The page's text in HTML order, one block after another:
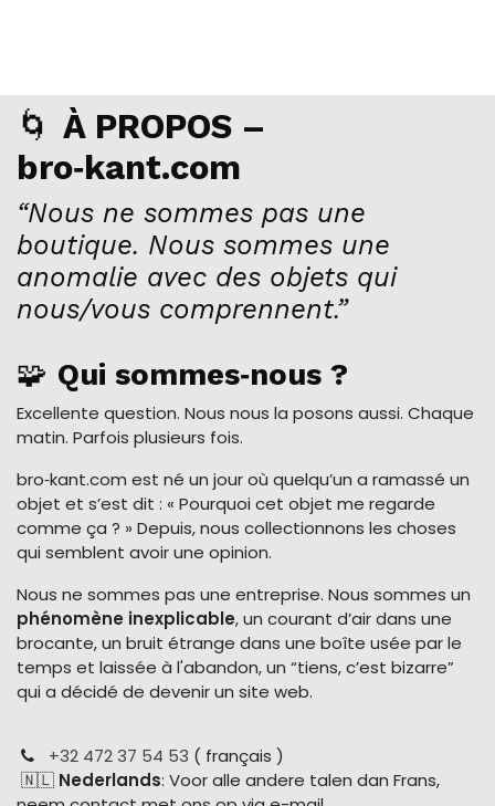
🌀 À PROPOS –
bro‑kant.com
“Nous ne sommes pas une
boutique. Nous sommes une
anomalie avec des objets qui
nous/vous comprennent.”
🧩 Qui sommes‑nous ?
Excellente question. Nous nous la posons aussi. Chaque
matin. Parfois plusieurs fois.
bro‑kant.com est né un jour où quelqu’un a ramassé un
objet et s’est dit : « Pourquoi cet objet me regarde
comme ça ? » Depuis, nous collectionnons les choses
qui semblent avoir une opinion.
Nous ne sommes pas une entreprise. Nous sommes un
phénomène inexplicable, un courant d’air dans une
brocante, un bruit étrange dans une boîte usée par le
temps et laissée à l'abandon, un “tiens, c’est bizarre”
qui a décidé de devenir un site web.
+32 472 37 54 53 ( français )
🇳🇱 Nederlands: Voor alle andere talen dan Frans,